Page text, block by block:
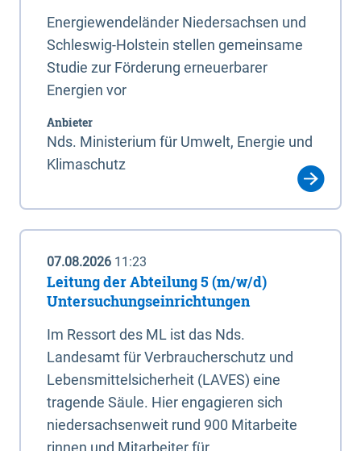
Energiewendeländer Niedersachsen und
Schleswig-Holstein stellen gemeinsame
Studie zur Förderung erneuerbarer
Energien vor
Anbieter
Nds. Ministerium für Umwelt, Energie und
Klimaschutz
07.08.2026 11:23
Leitung der Abteilung 5 (m/w/d)
Untersuchungseinrichtungen
Im Ressort des ML ist das Nds.
Landesamt für Verbraucherschutz und
Lebensmittelsicherheit (LAVES) eine
tragende Säule. Hier engagieren sich
niedersachsenweit rund 900 Mitarbeite